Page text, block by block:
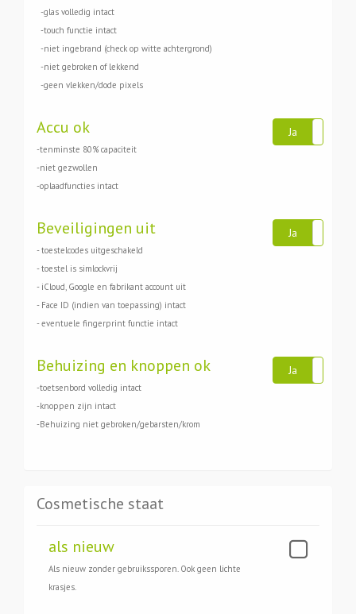
-glas volledig intact
-touch functie intact
-niet ingebrand (check op witte achtergrond)
-niet gebroken of lekkend
-geen vlekken/dode pixels
Accu ok
-tenminste 80% capaciteit
-niet gezwollen
-oplaadfuncties intact
Ja
Beveiligingen uit
- toestelcodes uitgeschakeld
- toestel is simlockvrij
- iCloud, Google en fabrikant account uit
- Face ID (indien van toepassing) intact
- eventuele fingerprint functie intact
Ja
Behuizing en knoppen ok
-toetsenbord volledig intact
-knoppen zijn intact
-Behuizing niet gebroken/gebarsten/krom
Ja
Cosmetische staat
als nieuw
Als nieuw zonder gebruikssporen. Ook geen lichte
krasjes.